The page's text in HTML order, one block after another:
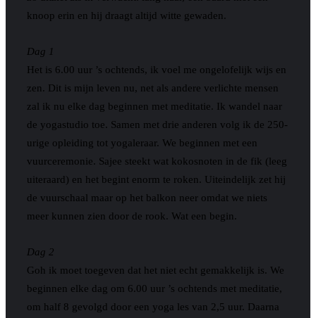
knoop erin en hij draagt altijd witte gewaden.
Dag 1
Het is 6.00 uur ’s ochtends, ik voel me ongelofelijk wijs en
zen. Dit is mijn leven nu, net als andere verlichte mensen
zal ik nu elke dag beginnen met meditatie. Ik wandel naar
de yogastudio toe. Samen met drie anderen volg ik de 250-
urige opleiding tot yogaleraar. We beginnen met een
vuurceremonie. Sajee steekt wat kokosnoten in de fik (leeg
uiteraard) en het begint enorm te roken. Uiteindelijk zet hij
de vuurschaal maar op het balkon neer omdat we niets
meer kunnen zien door de rook. Wat een begin.
Dag 2
Goh ik moet toegeven dat het niet echt gemakkelijk is. We
beginnen elke dag om 6.00 uur ’s ochtends met meditatie,
om half 8 gevolgd door een yoga les van 2,5 uur. Daarna